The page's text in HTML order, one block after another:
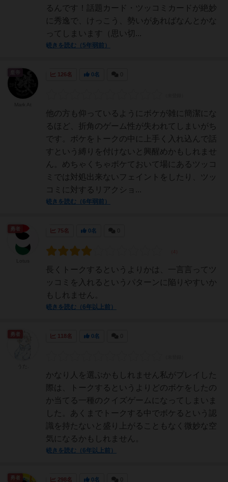
るんです！話題カード・ツッコミカードが絶妙
に秀逸で、けっこう、勢いがあればなんとかな
ってしまいます（思い切...
続きを読む（5年弱前）
126名 0名
他の方も仰っているようにボケが雑に簡潔にな
るほど、折角のゲーム性が失われてしまいがち
です。ボケをトークの中に上手く入れ込んで話
すという縛りを付けないと興醒めかもしれませ
ん。めちゃくちゃボケておいて場にあるツッコ
ミでは対処出来ないフェイントをしたり、ツッ
コミに対するリアクショ...
続きを読む（6年弱前）
75名 0名
長くトークするというよりかは、一言言ってツ
ッコミを入れるというパターンに陥りやすいか
もしれません。
続きを読む（6年以上前）
勇者
118名 0名
かなり人を選ぶかもしれません私がプレイした
際は、トークするというよりどのボケをしたの
か当てる一種のクイズゲームになってしまいま
した。あくまでトークする中でボケるという認
識を持たないと盛り上がることもなく微妙な空
気になるかもしれません。
続きを読む（6年以上前）
勇者
298名 0名
勇者